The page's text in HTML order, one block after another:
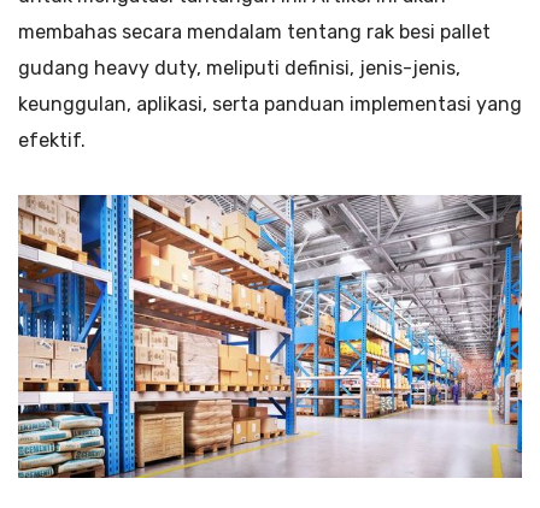
membahas secara mendalam tentang rak besi pallet
gudang heavy duty, meliputi definisi, jenis-jenis,
keunggulan, aplikasi, serta panduan implementasi yang
efektif.